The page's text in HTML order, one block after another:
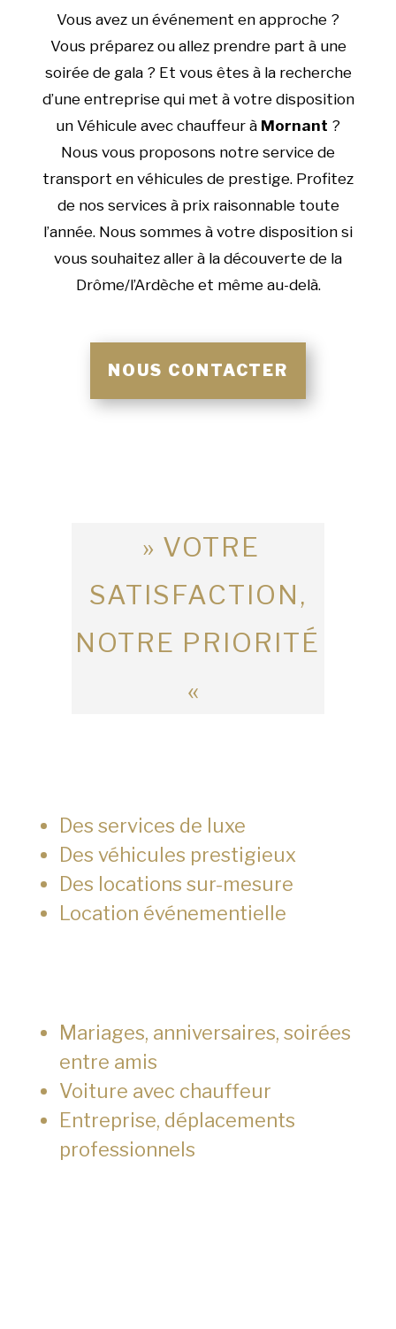
Vous avez un événement en approche ?
Vous préparez ou allez prendre part à une
soirée de gala ? Et vous êtes à la recherche
d’une entreprise qui met à votre disposition
un Véhicule avec chauffeur à Mornant ?
Nous vous proposons notre service de
transport en véhicules de prestige. Profitez
de nos services à prix raisonnable toute
l’année. Nous sommes à votre disposition si
vous souhaitez aller à la découverte de la
Drôme/l’Ardèche et même au-delà.
NOUS CONTACTER
» VOTRE
SATISFACTION,
NOTRE PRIORITÉ
«
Des services de luxe
Des véhicules prestigieux
Des locations sur-mesure
Location événementielle
Mariages, anniversaires, soirées
entre amis
Voiture avec chauffeur
Entreprise, déplacements
professionnels